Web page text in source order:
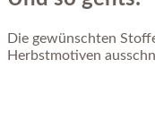
Die gewünschten
Herbstmotiven